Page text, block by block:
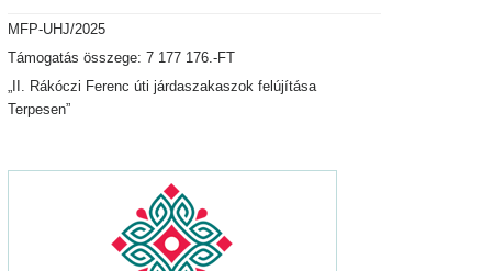
MFP-UHJ/2025
Támogatás összege: 7 177 176.-FT
„II. Rákóczi Ferenc úti járdaszakaszok felújítása
Terpesen”